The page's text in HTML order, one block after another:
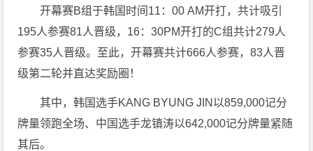
开幕赛B组于韩国时间11：00 AM开打，共计吸引
195人参赛81人晋级，16：30PM开打的C组共计279人
参赛35人晋级。至此，开幕赛共计666人参赛，83人晋
级第二轮并直达奖励圈！
其中，韩国选手KANG BYUNG JIN以859,000记分
牌量领跑全场、中国选手龙镇涛以642,000记分牌量紧随
其后。